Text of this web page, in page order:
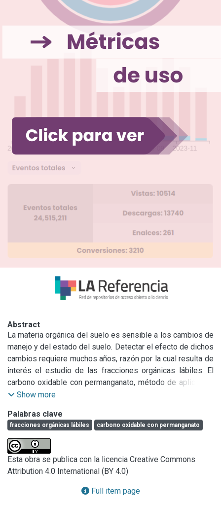
Abstract
La materia orgánica del suelo es sensible a los cambios de
manejo y del estado del suelo. Detectar el efecto de dichos
cambios requiere muchos años, razón por la cual resulta de
interés el estudio de las fracciones orgánicas lábiles. El
carbono oxidable con permanganato, método de aplicación
reciente, deviene en una alternativa para su cuantificación
amigable.
Show more
Palabras clave
fracciones orgánicas lábiles carbono oxidable con permanganato
Esta obra se publica con la licencia Creative Commons
Attribution 4.0 International (BY 4.0)
Full item page